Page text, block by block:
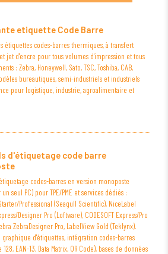
etiquette Code Barre
étiquettes codes-barres thermiques, à transfert
jet d'encre pour tous volumes d'impression et tous
: Zebra, Honeywell, Sato, TSC, Toshiba, CAB,
bureautiques, semi-industriels et industriels
pour logistique, industrie, agroalimentaire et
d'étiquetage code barre
codes-barres en version monoposte
seul PC) pour TPE/PME et services dédiés :
Professional (Seagull Scientific), NiceLabel
Designer Pro (Loftware), CODESOFT Express/Pro
ZebraDesigner Pro, LabelView Gold (Teklynx).
graphique d'étiquettes, intégration codes-barres
128, EAN-13, Data Matrix, QR Code), bases de données